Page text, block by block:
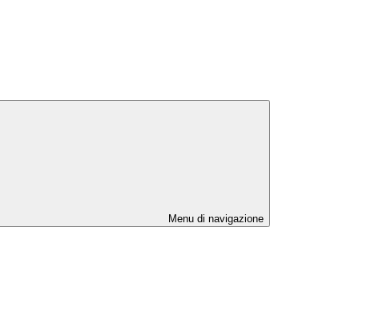
Menu di navigazione